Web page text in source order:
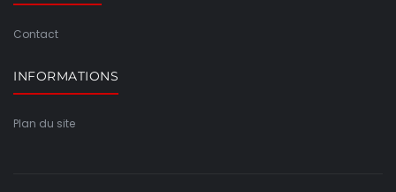
Contact
INFORMATIONS
Plan du site